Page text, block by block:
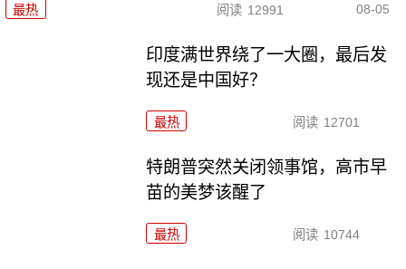
最热 阅读 12991 08-05
印度满世界绕了一大圈，最后发
现还是中国好？
最热 阅读 12701
特朗普突然关闭领事馆，高市早
苗的美梦该醒了
最热 阅读 10744